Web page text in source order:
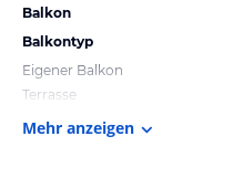
Balkon
Balkontyp
Eigener Balkon
Terrasse
Mehr anzeigen